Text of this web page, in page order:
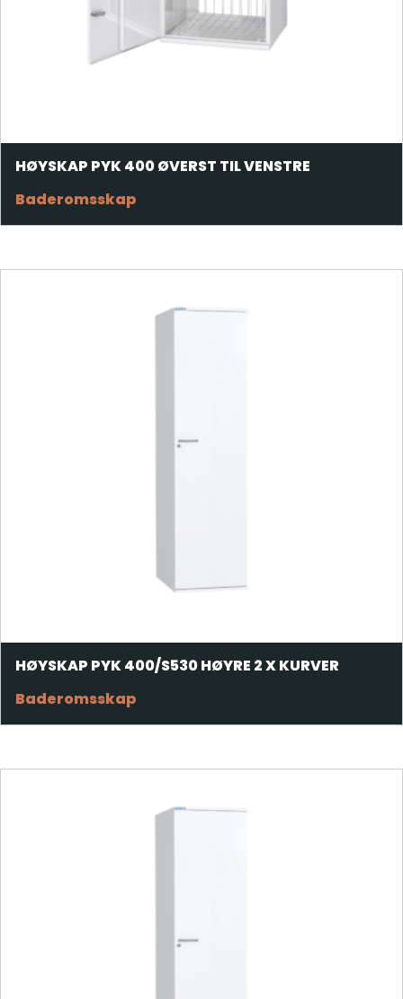
HØYSKAP PYK 400 ØVERST TIL VENSTRE
Baderomsskap
HØYSKAP PYK 400/S530 HØYRE 2 X KURVER
Baderomsskap